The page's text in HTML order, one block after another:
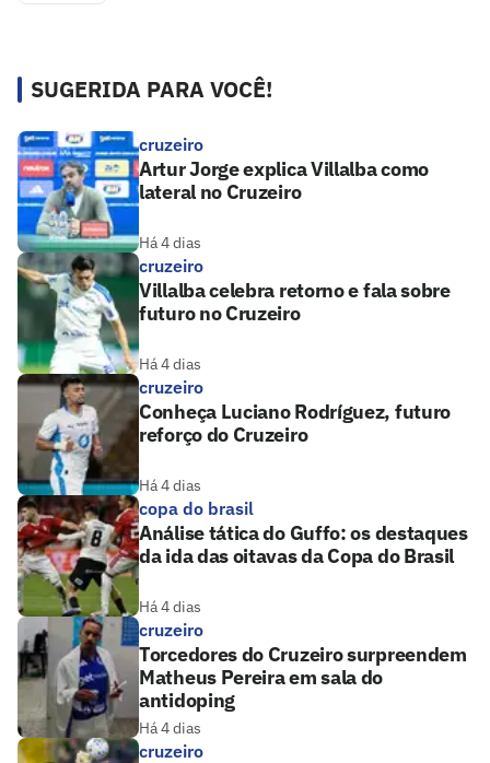
SUGERIDA PARA VOCÊ!
cruzeiro
Artur Jorge explica Villalba como
lateral no Cruzeiro
Há 4 dias
cruzeiro
Villalba celebra retorno e fala sobre
futuro no Cruzeiro
Há 4 dias
cruzeiro
Conheça Luciano Rodríguez, futuro
reforço do Cruzeiro
Há 4 dias
copa do brasil
Análise tática do Guffo: os destaques
da ida das oitavas da Copa do Brasil
Há 4 dias
cruzeiro
Torcedores do Cruzeiro surpreendem
Matheus Pereira em sala do
antidoping
Há 4 dias
cruzeiro